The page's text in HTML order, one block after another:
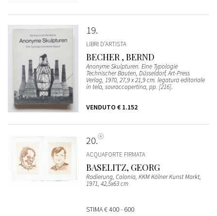
19
LIBRI D’ARTISTA
BECHER , BERND
Anonyme Skulpturen. Eine Typologie
Technischer Bauten, Düsseldorf, Art-Press
Verlag, 1970, 27,9 x 21,9 cm. legatura editoriale
in tela, sovraccopertina, pp. [216].
VENDUTO € 1.152
20
ACQUAFORTE FIRMATA
BASELITZ, GEORG
Radierung, Colonia, KKM Kölner Kunst Markt,
1971, 42,5x63 cm
STIMA€ 400 - 600